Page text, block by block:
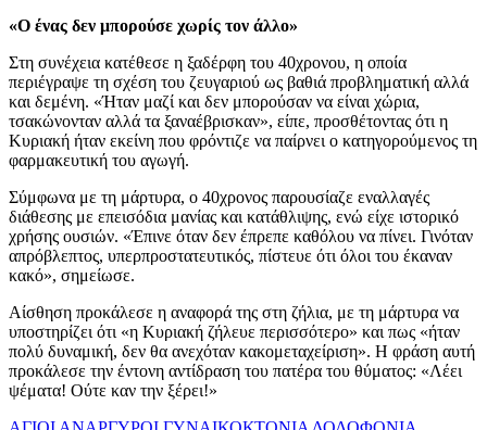
«Ο ένας δεν μπορούσε χωρίς τον άλλο»
Στη συνέχεια κατέθεσε η ξαδέρφη του 40χρονου, η οποία
περιέγραψε τη σχέση του ζευγαριού ως βαθιά προβληματική αλλά
και δεμένη. «Ήταν μαζί και δεν μπορούσαν να είναι χώρια,
τσακώνονταν αλλά τα ξαναέβρισκαν», είπε, προσθέτοντας ότι η
Κυριακή ήταν εκείνη που φρόντιζε να παίρνει ο κατηγορούμενος τη
φαρμακευτική του αγωγή.
Σύμφωνα με τη μάρτυρα, ο 40χρονος παρουσίαζε εναλλαγές
διάθεσης με επεισόδια μανίας και κατάθλιψης, ενώ είχε ιστορικό
χρήσης ουσιών. «Έπινε όταν δεν έπρεπε καθόλου να πίνει. Γινόταν
απρόβλεπτος, υπερπροστατευτικός, πίστευε ότι όλοι του έκαναν
κακό», σημείωσε.
Αίσθηση προκάλεσε η αναφορά της στη ζήλια, με τη μάρτυρα να
υποστηρίζει ότι «η Κυριακή ζήλευε περισσότερο» και πως «ήταν
πολύ δυναμική, δεν θα ανεχόταν κακομεταχείριση». Η φράση αυτή
προκάλεσε την έντονη αντίδραση του πατέρα του θύματος: «Λέει
ψέματα! Ούτε καν την ξέρει!»